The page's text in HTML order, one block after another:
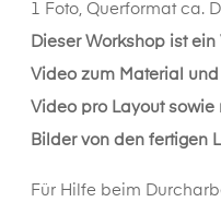
1 Foto, Querformat ca.
Dieser Workshop ist
Video zum Material
Video pro Layout
Bilder von den fertigen
Für Hilfe beim